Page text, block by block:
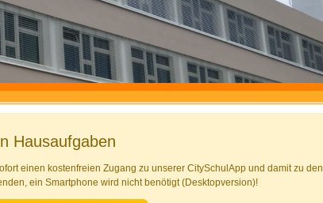
Hausaufgaben
einen kostenfreien Zugang zu unserer CitySchulApp und damit zu den
ein Smartphone wird nicht benötigt (Desktopversion)!